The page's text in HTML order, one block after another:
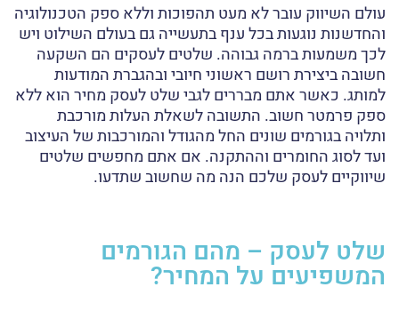
עולם השיווק עובר לא מעט תהפוכות וללא ספק הטכנולוגיה
והחדשנות נוגעות בכל ענף בתעשייה גם בעולם השילוט ויש
לכך משמעות ברמה גבוהה. שלטים לעסקים הם השקעה
חשובה ביצירת רושם ראשוני חיובי ובהגברת המודעות
למותג. כאשר אתם מבררים לגבי שלט לעסק מחיר הוא ללא
ספק פרמטר חשוב. התשובה לשאלת העלות מורכבת
ותלויה בגורמים שונים החל מהגודל והמורכבות של העיצוב
ועד לסוג החומרים וההתקנה. אם אתם מחפשים שלטים
שיווקיים לעסק שלכם הנה מה שחשוב שתדעו.
שלט לעסק – מהם הגורמים
המשפיעים על המחיר?